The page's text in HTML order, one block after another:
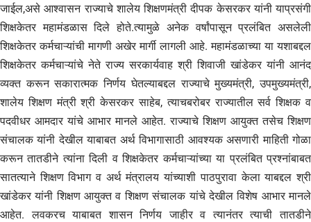
जाईल,असे आश्वासन राज्याचे शालेय शिक्षणमंत्री दीपक केसरकर यांनी याप्रसंगी
शिक्षकेतर महामंडळास दिले होते.त्यामुळे अनेक वर्षांपासून प्रलंबित असलेली
शिक्षकेतर कर्मचाऱ्यांची मागणी अखेर मार्गी लागली आहे. महामंडळाच्या या यशाबद्दल
शिक्षकेतर कर्मचाऱ्यांचे नेते राज्य सरकार्यवाह श्री शिवाजी खांडेकर यांनी आनंद
व्यक्त करून सकारात्मक निर्णय घेतल्याबद्दल राज्याचे मुख्यमंत्री, उपमुख्यमंत्री,
शालेय शिक्षण मंत्री श्री केसरकर साहेब, त्याचबरोबर राज्यातील सर्व शिक्षक व
पदवीधर आमदार यांचे आभार मानले आहेत. राज्याचे शिक्षण आयुक्त तसेच शिक्षण
संचालक यांनी देखील याबाबत अर्थ विभागासाठी आवश्यक असणारी माहिती गोळा
करून तातडीने त्यांना दिली व शिक्षकेतर कर्मचाऱ्यांच्या या प्रलंबित प्रश्नांबाबत
सातत्याने शिक्षण विभाग व अर्थ मंत्रालय यांच्याशी पाठपुरावा केला याबद्दल श्री
खांडेकर यांनी शिक्षण आयुक्त व शिक्षण संचालक यांचे देखील विशेष आभार मानले
आहेत. लवकरच याबाबत शासन निर्णय जाहीर व त्यानंतर त्याची तातडीने